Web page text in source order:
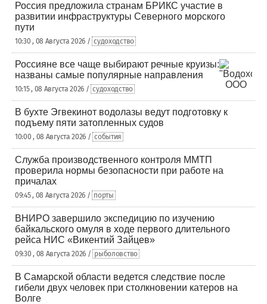
Россия предложила странам БРИКС участие в
развитии инфраструктуры Северного морского
пути
10:30 , 08 Августа 2026 / судоходство
Россияне все чаще выбирают речные круизы:
названы самые популярные направления
10:15 , 08 Августа 2026 / судоходство
В бухте Эгвекинот водолазы ведут подготовку к
подъему пяти затопленных судов
10:00 , 08 Августа 2026 / события
Служба производственного контроля ММТП
проверила нормы безопасности при работе на
причалах
09:45 , 08 Августа 2026 / порты
ВНИРО завершило экспедицию по изучению
байкальского омуля в ходе первого длительного
рейса НИС «Викентий Зайцев»
09:30 , 08 Августа 2026 / рыболовство
В Самарской области ведется следствие после
гибели двух человек при столкновении катеров на
Волге